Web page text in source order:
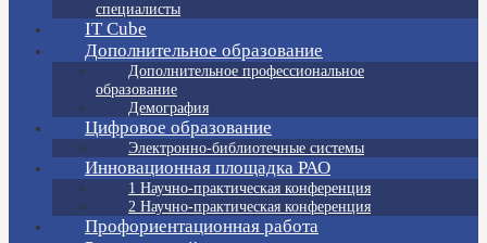
специалисты
IT Cube
Дополнительное образование
Дополнительное профессиональное
образование
Демография
Цифровое образование
Электронно-библиотечные системы
Инновационная площадка РАО
1 Научно-практическая конференция
2 Научно-практическая конференция
Профориентационная работа